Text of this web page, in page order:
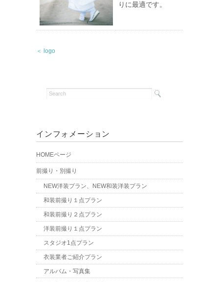
りに最適です。
＜ logo
インフォメーション
HOMEページ
前撮り・別撮り
NEW洋装プラン、NEW和装洋装プラン
和装前撮り１点プラン
和装前撮り２点プラン
洋装前撮り１点プラン
スタジオ1点プラン
衣装業者ご紹介プラン
アルバム・写真集